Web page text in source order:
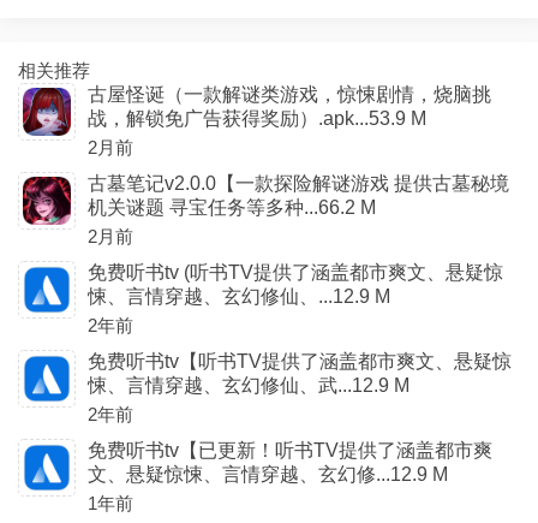
相关推荐
古屋怪诞（一款解谜类游戏，惊悚剧情，烧脑挑
战，解锁免广告获得奖励）.apk...53.9 M
2月前
古墓笔记v2.0.0【一款探险解谜游戏 提供古墓秘境
机关谜题 寻宝任务等多种...66.2 M
2月前
免费听书tv (听书TV提供了涵盖都市爽文、悬疑惊
悚、言情穿越、玄幻修仙、...12.9 M
2年前
免费听书tv【听书TV提供了涵盖都市爽文、悬疑惊
悚、言情穿越、玄幻修仙、武...12.9 M
2年前
免费听书tv【已更新！听书TV提供了涵盖都市爽
文、悬疑惊悚、言情穿越、玄幻修...12.9 M
1年前